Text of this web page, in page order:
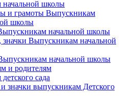
школы
и грамоты Выпускникам
школы
начальной школы
Выпускникам начальной
начальной школы
и родителям
сада
значки выпускникам Детского